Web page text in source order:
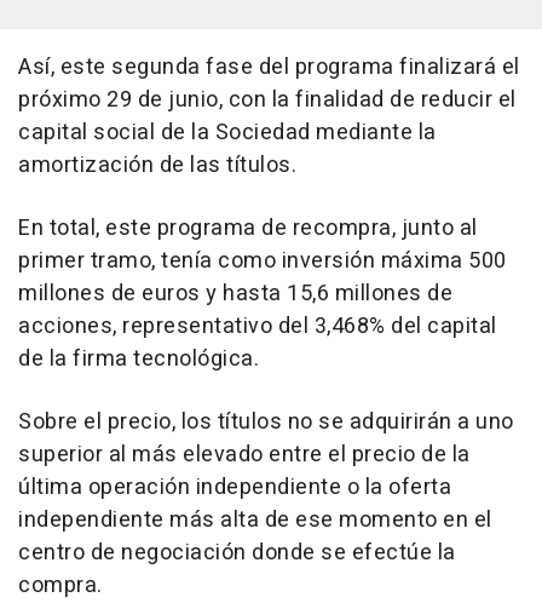
Así, este segunda fase del programa finalizará el
próximo 29 de junio, con la finalidad de reducir el
capital social de la Sociedad mediante la
amortización de las títulos.
En total, este programa de recompra, junto al
primer tramo, tenía como inversión máxima 500
millones de euros y hasta 15,6 millones de
acciones, representativo del 3,468% del capital
de la firma tecnológica.
Sobre el precio, los títulos no se adquirirán a uno
superior al más elevado entre el precio de la
última operación independiente o la oferta
independiente más alta de ese momento en el
centro de negociación donde se efectúe la
compra.